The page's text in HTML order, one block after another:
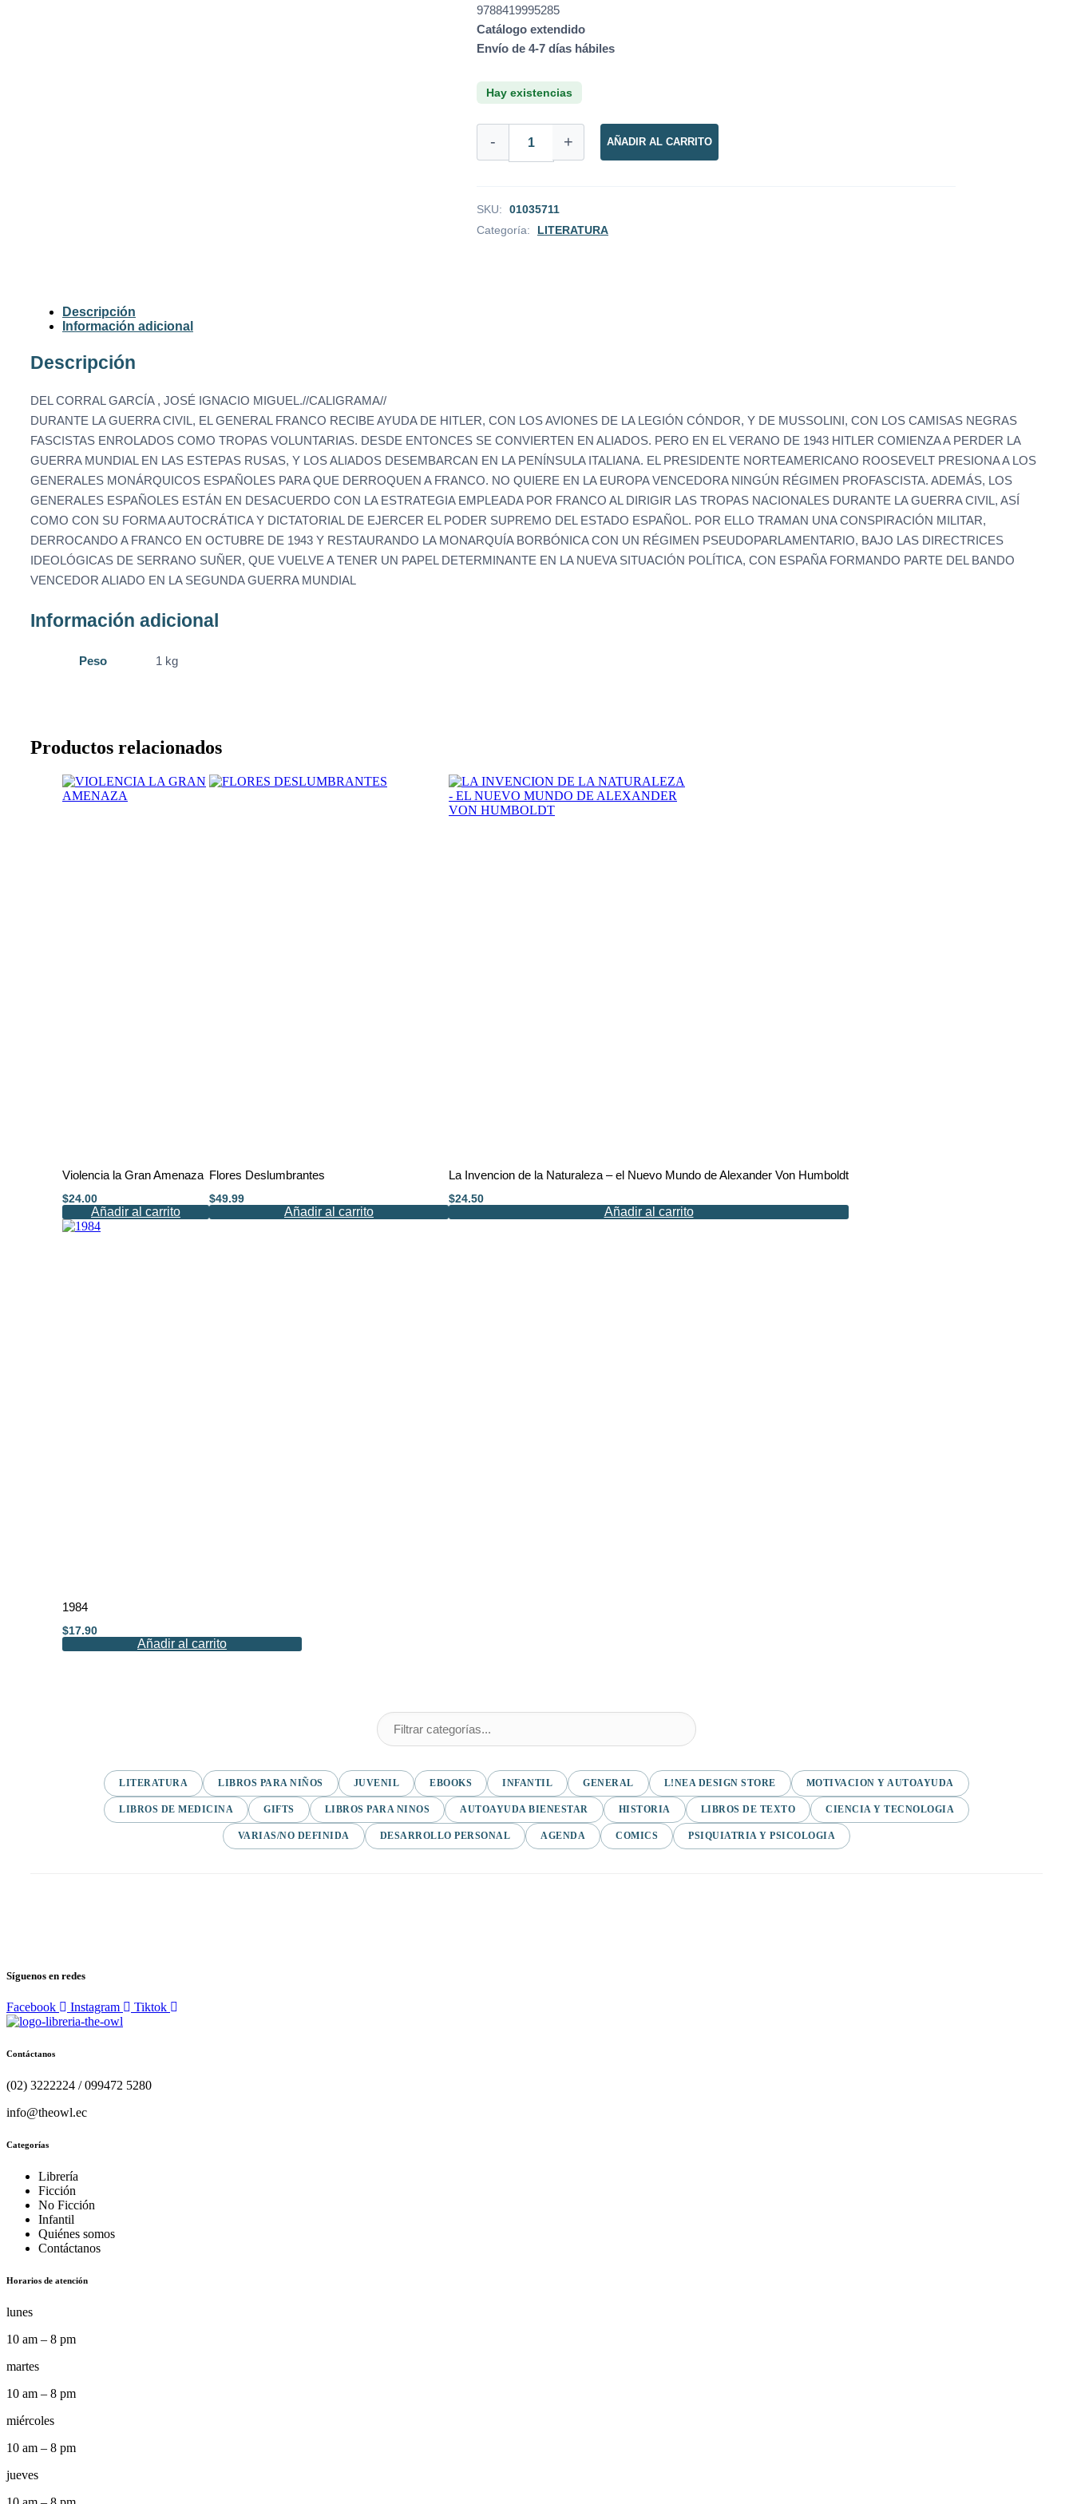
9788419995285
Catálogo extendido
Envío de 4-7 días hábiles
Hay existencias
-
GOLPE
QUE
cantidad
+ AÑADIR AL CARRITO
SKU:
01035711
Categoría:
LITERATURA
Descripción
Información adicional
Descripción
DEL CORRAL GARCÍA , JOSÉ IGNACIO MIGUEL.//CALIGRAMA//
DURANTE LA GUERRA CIVIL, EL GENERAL FRANCO RECIBE AYUDA DE HITLER, CON LOS AVIONES DE LA LEGIÓN CÓNDOR, Y DE MUSSOLINI, CON LOS CAMISAS NEGRAS
FASCISTAS ENROLADOS COMO TROPAS VOLUNTARIAS. DESDE ENTONCES SE CONVIERTEN EN ALIADOS. PERO EN EL VERANO DE 1943 HITLER COMIENZA A PERDER LA
GUERRA MUNDIAL EN LAS ESTEPAS RUSAS, Y LOS ALIADOS DESEMBARCAN EN LA PENÍNSULA ITALIANA. EL PRESIDENTE NORTEAMERICANO ROOSEVELT PRESIONA A LOS
GENERALES MONÁRQUICOS ESPAÑOLES PARA QUE DERROQUEN A FRANCO. NO QUIERE EN LA EUROPA VENCEDORA NINGÚN RÉGIMEN PROFASCISTA. ADEMÁS, LOS
GENERALES ESPAÑOLES ESTÁN EN DESACUERDO CON LA ESTRATEGIA EMPLEADA POR FRANCO AL DIRIGIR LAS TROPAS NACIONALES DURANTE LA GUERRA CIVIL, ASÍ
COMO CON SU FORMA AUTOCRÁTICA Y DICTATORIAL DE EJERCER EL PODER SUPREMO DEL ESTADO ESPAÑOL. POR ELLO TRAMAN UNA CONSPIRACIÓN MILITAR,
DERROCANDO A FRANCO EN OCTUBRE DE 1943 Y RESTAURANDO LA MONARQUÍA BORBÓNICA CON UN RÉGIMEN PSEUDOPARLAMENTARIO, BAJO LAS DIRECTRICES
IDEOLÓGICAS DE SERRANO SUÑER, QUE VUELVE A TENER UN PAPEL DETERMINANTE EN LA NUEVA SITUACIÓN POLÍTICA, CON ESPAÑA FORMANDO PARTE DEL BANDO
VENCEDOR ALIADO EN LA SEGUNDA GUERRA MUNDIAL
Información adicional
Peso 1 kg
Productos relacionados
Violencia la Gran Amenaza
$24.00
Añadir al carrito
Flores Deslumbrantes
$49.99
Añadir al carrito
La Invencion de la Naturaleza – el Nuevo Mundo de Alexander Von Humboldt
$24.50
Añadir al carrito
1984
$17.90
Añadir al carrito
LITERATURA LIBROS PARA NIÑOS JUVENIL EBOOKS INFANTIL GENERAL L!NEA DESIGN STORE MOTIVACION Y AUTOAYUDA
LIBROS DE MEDICINA GIFTS LIBROS PARA NINOS AUTOAYUDA BIENESTAR HISTORIA LIBROS DE TEXTO CIENCIA Y TECNOLOGIA
VARIAS/NO DEFINIDA DESARROLLO PERSONAL AGENDA COMICS PSIQUIATRIA Y PSICOLOGIA
Síguenos en redes
Facebook Instagram Tiktok
Contáctanos
(02) 3222224 / 099472 5280
info@theowl.ec
Categorías
Librería
Ficción
No Ficción
Infantil
Quiénes somos
Contáctanos
Horarios de atención
lunes
10 am – 8 pm
martes
10 am – 8 pm
miércoles
10 am – 8 pm
jueves